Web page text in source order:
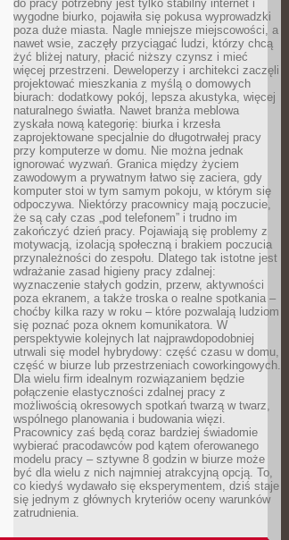
do pracy potrzebny jest tylko stabilny internet i
wygodne biurko, pojawiła się pokusa wyprowadzki
poza duże miasta. Nagle mniejsze miejscowości, a
nawet wsie, zaczęły przyciągać ludzi, którzy chcą
żyć bliżej natury, płacić niższy czynsz i mieć
więcej przestrzeni. Deweloperzy i architekci zaczęli
projektować mieszkania z myślą o domowych
biurach: dodatkowy pokój, lepsza akustyka, więcej
naturalnego światła. Nawet branża meblowa
zyskała nową kategorię: biurka i krzesła
zaprojektowane specjalnie do długotrwałej pracy
przy komputerze w domu. Nie można jednak
ignorować wyzwań. Granica między życiem
zawodowym a prywatnym łatwo się zaciera, gdy
komputer stoi w tym samym pokoju, w którym się
odpoczywa. Niektórzy pracownicy mają poczucie,
że są cały czas „pod telefonem” i trudno im
zakończyć dzień pracy. Pojawiają się problemy z
motywacją, izolacją społeczną i brakiem poczucia
przynależności do zespołu. Dlatego tak istotne jest
wdrażanie zasad higieny pracy zdalnej:
wyznaczenie stałych godzin, przerw, aktywności
poza ekranem, a także troska o realne spotkania –
choćby kilka razy w roku – które pozwalają ludziom
się poznać poza oknem komunikatora. W
perspektywie kolejnych lat najprawdopodobniej
utrwali się model hybrydowy: część czasu w domu,
część w biurze lub przestrzeniach coworkingowych.
Dla wielu firm idealnym rozwiązaniem będzie
połączenie elastyczności zdalnej pracy z
możliwością okresowych spotkań twarzą w twarz,
wspólnego planowania i budowania więzi.
Pracownicy zaś będą coraz bardziej świadomie
wybierać pracodawców pod kątem oferowanego
modelu pracy – sztywne 8 godzin w biurze może
być dla wielu z nich najmniej atrakcyjną opcją. To,
co kiedyś wydawało się eksperymentem, dziś staje
się jednym z głównych kryteriów oceny warunków
zatrudnienia.